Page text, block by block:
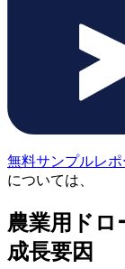
無料サンプルレ
については、
農業用ド
成長要因